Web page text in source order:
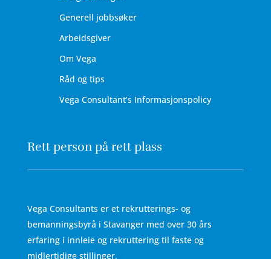
Generell jobbsøker
Arbeidsgiver
Om Vega
Råd og tips
Vega Consultant’s Informasjonspolicy
Rett person på rett plass
Vega Consultants er et rekrutterings- og
bemanningsbyrå i Stavanger med over 30 års
erfaring i innleie og rekruttering til faste og
midlertidige stillinger.